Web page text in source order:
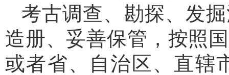
考古调查、勘探、发
造册、妥善保管，按照
或者省、自治区、直辖